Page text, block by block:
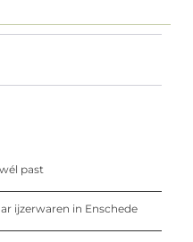
past
ijzerwaren in Enschede